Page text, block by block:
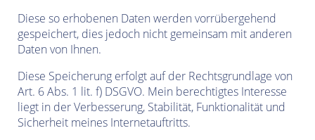
Diese so erhobenen Daten werden vorrübergehend
gespeichert, dies jedoch nicht gemeinsam mit anderen
Daten von Ihnen.
Diese Speicherung erfolgt auf der Rechtsgrundlage von
Art. 6 Abs. 1 lit. f) DSGVO. Mein berechtigtes Interesse
liegt in der Verbesserung, Stabilität, Funktionalität und
Sicherheit meines Internetauftritts.